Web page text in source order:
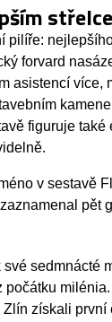
pilíře:
forvard
asistencí více,
figuruje také
v sestavě
pět
sedmnácté
počátku
získali